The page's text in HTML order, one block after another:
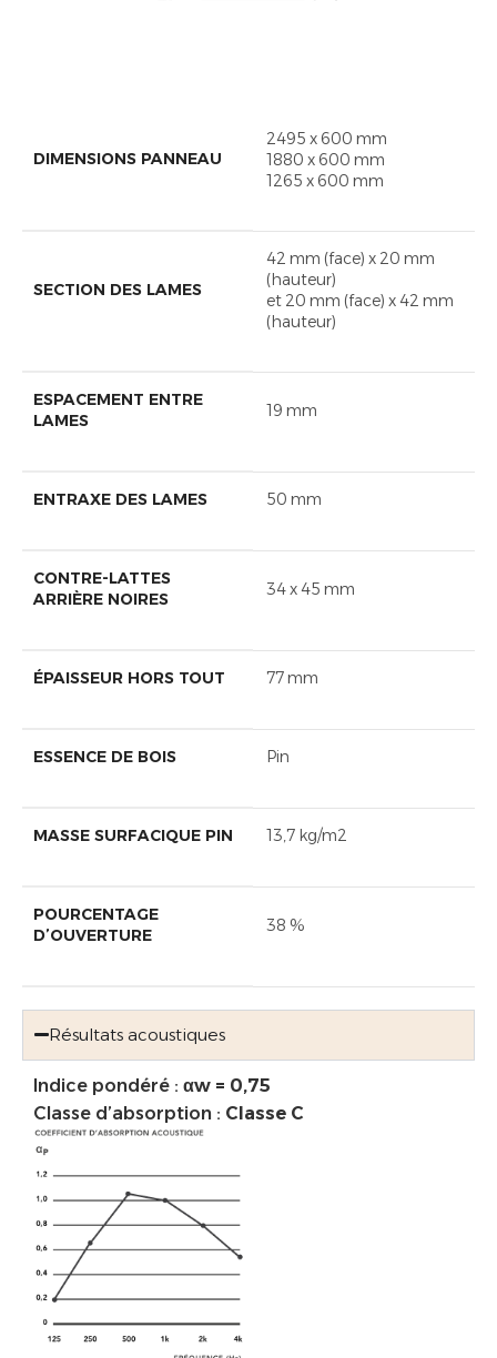
DIMENSIONS PANNEAU
2495 x 600 mm
1880 x 600 mm
1265 x 600 mm
SECTION DES LAMES
42 mm (face) x 20 mm
(hauteur)
et 20 mm (face) x 42 mm
(hauteur)
ESPACEMENT ENTRE
LAMES
19 mm
ENTRAXE DES LAMES 50 mm
CONTRE-LATTES
ARRIÈRE NOIRES
34 x 45 mm
ÉPAISSEUR HORS TOUT 77 mm
ESSENCE DE BOIS Pin
MASSE SURFACIQUE PIN 13,7 kg/m2
POURCENTAGE
D’OUVERTURE
38 %
Résultats acoustiques
Indice pondéré : αw = 0,75
Classe d’absorption : Classe C